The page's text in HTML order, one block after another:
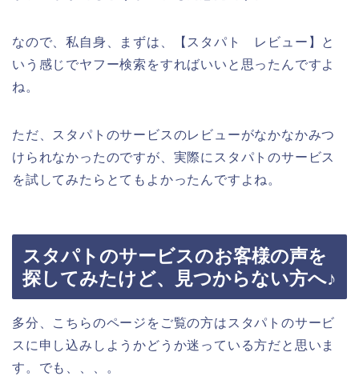
なので、私自身、まずは、【スタパト レビュー】と
いう感じでヤフー検索をすればいいと思ったんですよ
ね。
ただ、スタパトのサービスのレビューがなかなかみつ
けられなかったのですが、実際にスタパトのサービス
を試してみたらとてもよかったんですよね。
スタパトのサービスのお客様の声を
探してみたけど、見つからない方へ♪
多分、こちらのページをご覧の方はスタパトのサービ
スに申し込みしようかどうか迷っている方だと思いま
す。でも、、、。